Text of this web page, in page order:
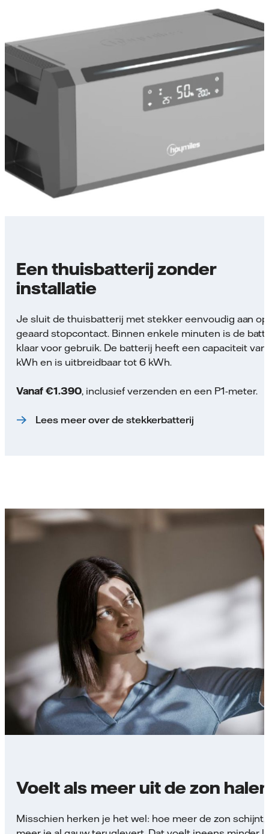
Een thuisbatterij zonder
installatie
Je sluit de thuisbatterij met stekker eenvoudig aan
geaard stopcontact. Binnen enkele minuten is de
klaar voor gebruik. De batterij heeft een capaciteit
kWh en is uitbreidbaar tot 6 kWh.
Vanaf €1.390, inclusief verzenden en een P1-meter.
Lees meer over de stekkerbatterij
Voelt als meer uit de zon
Misschien herken je het wel: hoe meer de zon schijnt,